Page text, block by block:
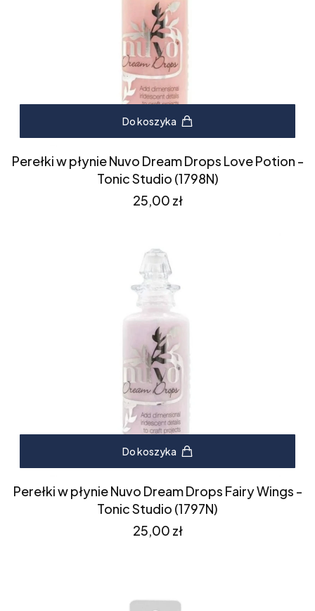
Do koszyka
Perełki w płynie Nuvo Dream Drops Love Potion -
Tonic Studio (1798N)
Cena
25,00 zł
Do koszyka
Perełki w płynie Nuvo Dream Drops Fairy Wings -
Tonic Studio (1797N)
Cena
25,00 zł